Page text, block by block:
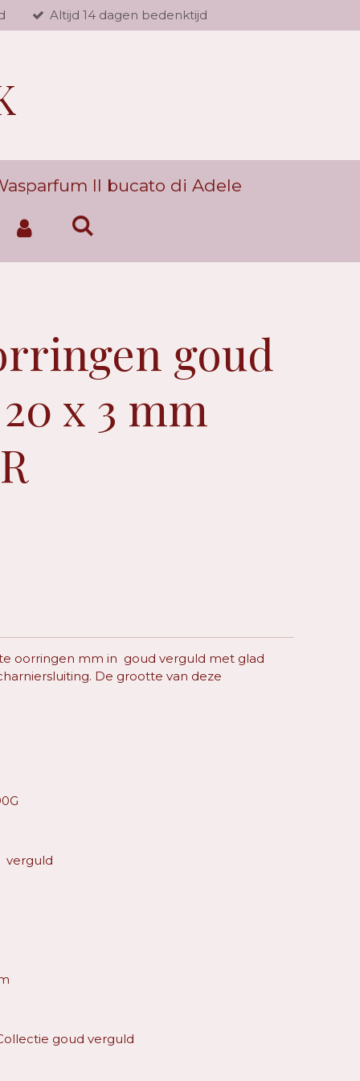
Altijd 14 dagen bedenktijd
Il bucato di Adele
goud
x 3 mm
oorringen mm in goud verguld met glad
De grootte van deze
verguld
goud verguld